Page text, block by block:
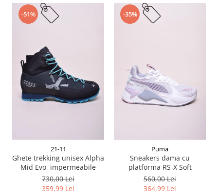
-51%
21-11
Ghete trekking unisex Alpha
Mid Evo, impermeabile
730,00 Lei
359,99 Lei
-35%
Puma
Sneakers dama cu
platforma RS-X Soft
560,00 Lei
364,99 Lei